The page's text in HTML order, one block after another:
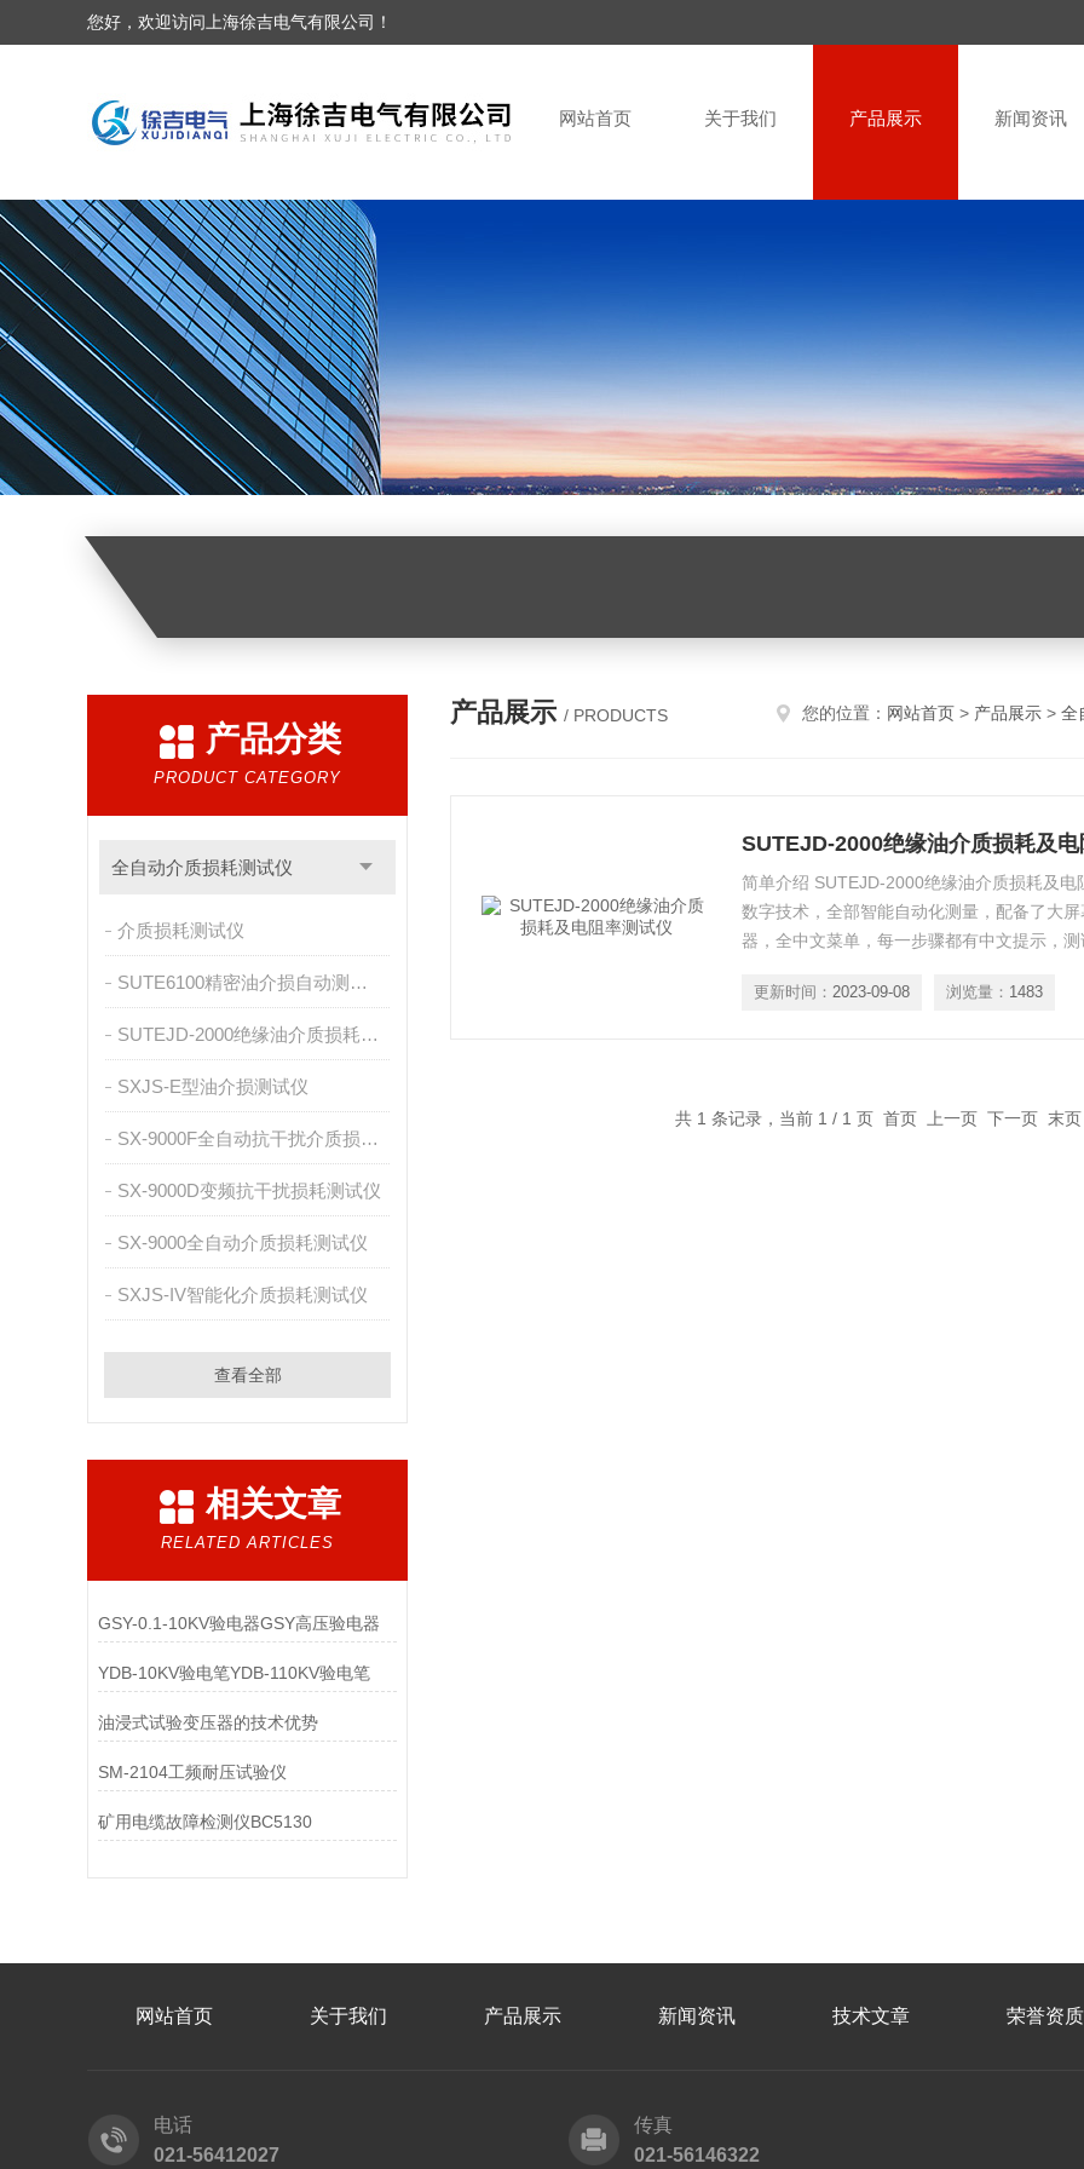
您好，欢迎访问上海徐吉电气有限公司！
网站首页 关于我们 产品展示 新闻资讯
产品分类
PRODUCT CATEGORY
全自动介质损耗测试仪
介质损耗测试仪
SUTE6100精密油介损自动测试仪
SUTEJD-2000绝缘油介质损耗及电阻率测试仪
SXJS-E型油介损测试仪
SX-9000F全自动抗干扰介质损耗测试仪
SX-9000D变频抗干扰损耗测试仪
SX-9000全自动介质损耗测试仪
SXJS-IV智能化介质损耗测试仪
查看全部
相关文章
RELATED ARTICLES
GSY-0.1-10KV验电器GSY高压验电器
YDB-10KV验电笔YDB-110KV验电笔
油浸式试验变压器的技术优势
SM-2104工频耐压试验仪
矿用电缆故障检测仪BC5130
产品展示 / PRODUCTS 您的位置： 网站首页 > 产品展示 > 全
SUTEJD-2000绝缘油介质损耗及
简单介绍 SUTEJD-2000绝缘油介质损耗及电
数字技术，全部智能自动化测量，配备了大
器，全中文菜单，每一步骤都有中文提示，
更新时间： 2023-09-08 浏览量： 1483
共 1 条记录，当前 1 / 1 页 首页 上一页 下一页 末
网站首页 关于我们 产品展示 新闻资讯 技术文章 荣誉资质
电话
021-56412027
传真
021-56146322